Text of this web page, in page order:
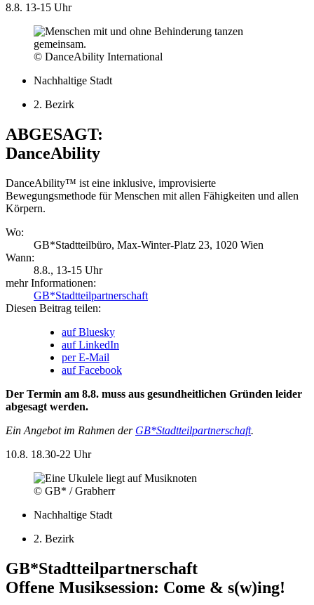
8.8. 13-15 Uhr
© DanceAbility International
Nachhaltige Stadt
2. Bezirk
ABGESAGT:
DanceAbility
DanceAbility™ ist eine inklusive, improvisierte
Bewegungsmethode für Menschen mit allen Fähigkeiten und allen
Körpern.
Wo:
GB*Stadtteilbüro, Max-Winter-Platz 23, 1020 Wien
Wann:
8.8., 13-15 Uhr
mehr Informationen:
GB*Stadtteilpartnerschaft
Diesen Beitrag teilen:
auf Bluesky
auf LinkedIn
per E-Mail
auf Facebook
Der Termin am 8.8. muss aus gesundheitlichen Gründen leider
abgesagt werden.
Ein Angebot im Rahmen der GB*Stadtteilpartnerschaft.
10.8. 18.30-22 Uhr
© GB* / Grabherr
Nachhaltige Stadt
2. Bezirk
GB*Stadtteilpartnerschaft
Offene Musiksession: Come & s(w)ing!